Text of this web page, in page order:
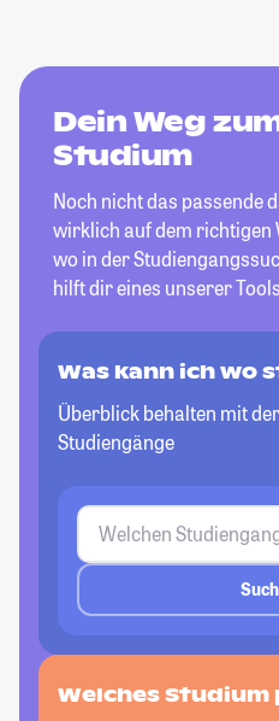
Dein Weg
Studium
Noch nicht das passende
wirklich auf dem richtigen
wo in der
hilft dir eines unserer
Was kann ich wo
Überblick behalten mit
Studiengänge
Welches Studium